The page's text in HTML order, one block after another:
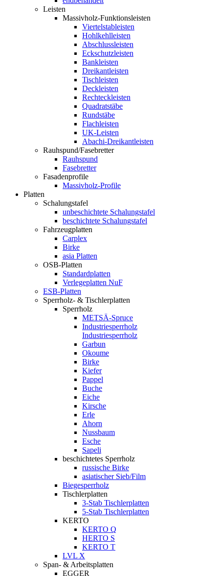
Leisten
Massivholz-Funktionsleisten
Viertelstableisten
Hohlkehlleisten
Abschlussleisten
Eckschutzleisten
Bankleisten
Dreikantleisten
Tischleisten
Deckleisten
Rechteckleisten
Quadratstäbe
Rundstäbe
Flachleisten
UK-Leisten
Abachi-Dreikantleisten
Rauhspund/Fasebretter
Rauhspund
Fasebretter
Fasadenprofile
Massivholz-Profile
Platten
Schalungstafel
unbeschichtete Schalungstafel
beschichtete Schalungstafel
Fahrzeugplatten
Carplex
Birke
asia Platten
OSB-Platten
Standardplatten
Verlegeplatten NuF
ESB-Platten
Sperrholz- & Tischlerplatten
Sperrholz
METSÄ-Spruce
Industriesperrholz
Industriesperrholz
Garbun
Okoume
Birke
Kiefer
Pappel
Buche
Eiche
Kirsche
Erle
Ahorn
Nussbaum
Esche
Sapeli
beschichtetes Sperrholz
russische Birke
asiatischer Sieb/Film
Biegesperrholz
Tischlerplatten
3-Stab Tischlerplatten
5-Stab Tischlerplatten
KERTO
KERTO Q
HERTO S
KERTO T
LVL X
Span- & Arbeitsplatten
EGGER